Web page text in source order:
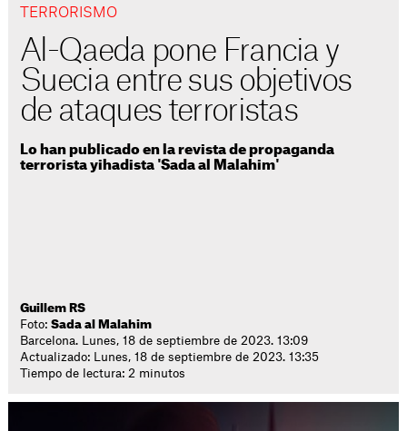
TERRORISMO
Al-Qaeda pone Francia y
Suecia entre sus objetivos
de ataques terroristas
Lo han publicado en la revista de propaganda
terrorista yihadista 'Sada al Malahim'
Guillem RS
Foto:Sada al Malahim
Barcelona. Lunes, 18 de septiembre de 2023. 13:09
Actualizado: Lunes, 18 de septiembre de 2023. 13:35
Tiempo de lectura: 2 minutos